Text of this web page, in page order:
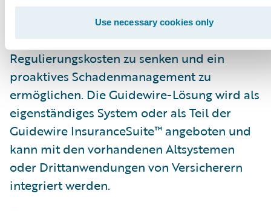
Use necessary cookies only
ClaimCenter wird von Versicherern aller
Größen in allen Produktlinien eingesetzt, um
Tempo und Genauigkeit zu steigern, die
Regulierungskosten zu senken und ein
proaktives Schadenmanagement zu
ermöglichen. Die Guidewire-Lösung wird als
eigenständiges System oder als Teil der
Guidewire InsuranceSuite™ angeboten und
kann mit den vorhandenen Altsystemen
oder Drittanwendungen von Versicherern
integriert werden.